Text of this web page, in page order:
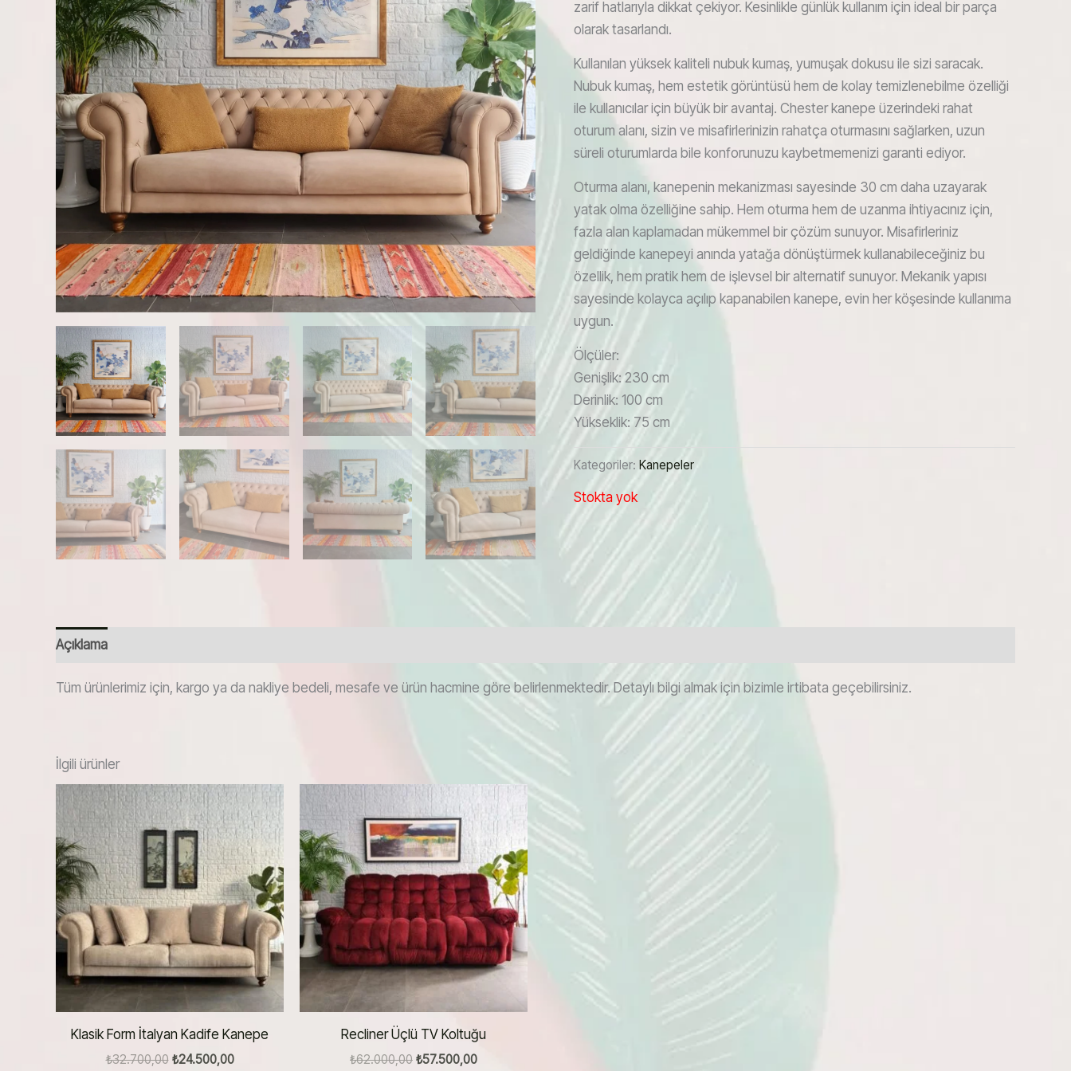
zarif hatlarıyla dikkat çekiyor. Kesinlikle günlük kullanım için ideal bir parça
olarak tasarlandı.
Kullanılan yüksek kaliteli nubuk kumaş, yumuşak dokusu ile sizi saracak.
Nubuk kumaş, hem estetik görüntüsü hem de kolay temizlenebilme özelliği
ile kullanıcılar için büyük bir avantaj. Chester kanepe üzerindeki rahat
oturum alanı, sizin ve misafirlerinizin rahatça oturmasını sağlarken, uzun
süreli oturumlarda bile konforunuzu kaybetmemenizi garanti ediyor.
Oturma alanı, kanepenin mekanizması sayesinde 30 cm daha uzayarak
yatak olma özelliğine sahip. Hem oturma hem de uzanma ihtiyacınız için,
fazla alan kaplamadan mükemmel bir çözüm sunuyor. Misafirleriniz
geldiğinde kanepeyi anında yatağa dönüştürmek kullanabileceğiniz bu
özellik, hem pratik hem de işlevsel bir alternatif sunuyor. Mekanik yapısı
sayesinde kolayca açılıp kapanabilen kanepe, evin her köşesinde kullanıma
uygun.
Ölçüler:
Genişlik: 230 cm
Derinlik: 100 cm
Yükseklik: 75 cm
Kategoriler:Kanepeler
Stokta yok
Açıklama
Tüm ürünlerimiz için, kargo ya da nakliye bedeli, mesafe ve ürün hacmine göre belirlenmektedir. Detaylı bilgi almak için bizimle irtibata geçebilirsiniz.
İlgili ürünler
Klasik Form İtalyan Kadife Kanepe
₺32.700,00 Orijinal
₺24.500,00Şu
Recliner Üçlü TV Koltuğu
₺62.000,00 Orijinal
₺57.500,00Şu